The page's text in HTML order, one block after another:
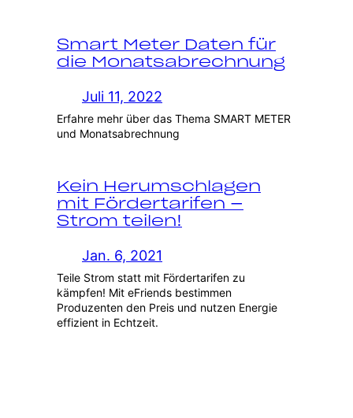
Smart Meter Daten für
die Monatsabrechnung
Juli 11, 2022
Erfahre mehr über das Thema SMART METER
und Monatsabrechnung
Kein Herumschlagen
mit Fördertarifen –
Strom teilen!
Jan. 6, 2021
Teile Strom statt mit Fördertarifen zu
kämpfen! Mit eFriends bestimmen
Produzenten den Preis und nutzen Energie
effizient in Echtzeit.